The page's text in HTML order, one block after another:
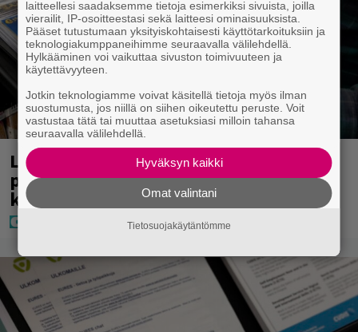
Lapset ostivat isälle lahjaksi arvan –
päävoitto tuli, mutta miten sitten
kävikään
laitteellesi saadaksemme tietoja esimerkiksi sivuista, joilla
vierailit, IP-osoitteestasi sekä laitteesi ominaisuuksista.
Pääset tutustumaan yksityiskohtaisesti käyttötarkoituksiin ja
teknologiakumppaneihimme seuraavalla välilehdellä.
Hylkääminen voi vaikuttaa sivuston toimivuuteen ja
käytettävyyteen.
Jotkin teknologiamme voivat käsitellä tietoja myös ilman
suostumusta, jos niillä on siihen oikeutettu peruste. Voit
vastustaa tätä tai muuttaa asetuksiasi milloin tahansa
seuraavalla välilehdellä.
Hyväksyn kaikki
Omat valintani
Tietosuojakäytäntömme